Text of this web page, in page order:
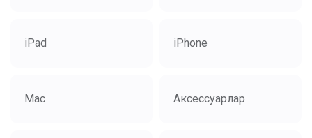
iPad iPhone
Mac Аксессуарлар